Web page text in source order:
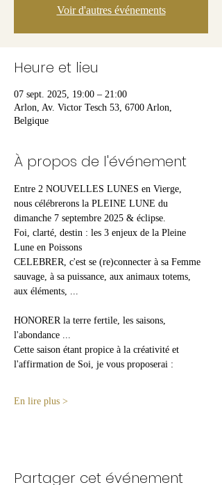
Voir d'autres événements
Heure et lieu
07 sept. 2025, 19:00 – 21:00
Arlon, Av. Victor Tesch 53, 6700 Arlon,
Belgique
À propos de l'événement
Entre 2 NOUVELLES LUNES en Vierge,
nous célébrerons la PLEINE LUNE du
dimanche 7 septembre 2025 & éclipse.
Foi, clarté, destin : les 3 enjeux de la Pleine
Lune en Poissons
CELEBRER, c'est se (re)connecter à sa Femme
sauvage, à sa puissance, aux animaux totems,
aux éléments, ...
HONORER la terre fertile, les saisons,
l'abondance ...
Cette saison étant propice à la créativité et
l'affirmation de Soi, je vous proposerai :
En lire plus >
Partager cet événement